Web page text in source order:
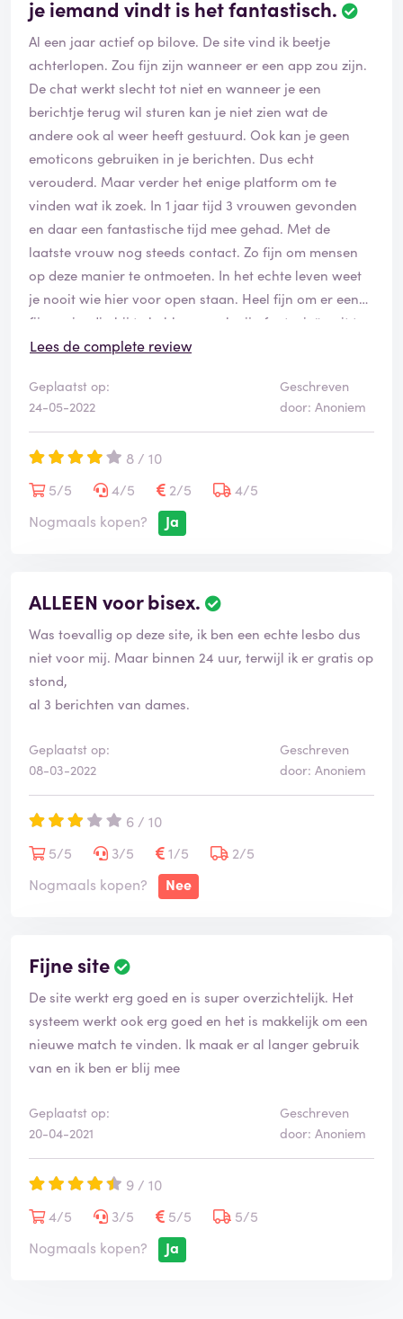
je iemand vindt is het fantastisch.
Al een jaar actief op bilove. De site vind ik beetje
achterlopen. Zou fijn zijn wanneer er een app zou zijn.
De chat werkt slecht tot niet en wanneer je een
berichtje terug wil sturen kan je niet zien wat de
andere ook al weer heeft gestuurd. Ook kan je geen
emoticons gebruiken in je berichten. Dus echt
verouderd. Maar verder het enige platform om te
vinden wat ik zoek. In 1 jaar tijd 3 vrouwen gevonden
en daar een fantastische tijd mee gehad. Met de
laatste vrouw nog steeds contact. Zo fijn om mensen
op deze manier te ontmoeten. In het echte leven weet
je nooit wie hier voor open staan. Heel fijn om er een
fijne vriendin bij te hebben en al mijn fantasieën uit te
laten komen.
Lees de complete review
Geplaatst op:
24-05-2022
Geschreven
door: Anoniem
8 / 10
5/5
4/5 2/5
4/5
Nogmaals kopen?
Ja
ALLEEN voor bisex.
Was toevallig op deze site, ik ben een echte lesbo dus
niet voor mij. Maar binnen 24 uur, terwijl ik er gratis op
stond,
al 3 berichten van dames.
Geplaatst op:
08-03-2022
Geschreven
door: Anoniem
6 / 10
5/5
3/5 1/5
2/5
Nogmaals kopen?
Nee
Fijne site
De site werkt erg goed en is super overzichtelijk. Het
systeem werkt ook erg goed en het is makkelijk om een
nieuwe match te vinden. Ik maak er al langer gebruik
van en ik ben er blij mee
Geplaatst op:
20-04-2021
Geschreven
door: Anoniem
9 / 10
4/5
3/5 5/5
5/5
Nogmaals kopen?
Ja